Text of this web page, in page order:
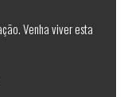
Venha viver esta